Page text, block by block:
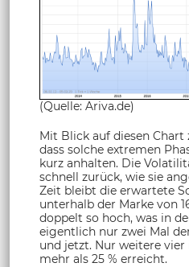
(Quelle: Ariva.de)
Mit Blick auf diesen Chart
dass solche extremen
kurz anhalten. Die
schnell zurück, wie sie
Zeit bleibt die erwartete
unterhalb der Marke von
doppelt so hoch, was in
eigentlich nur zwei Mal
und jetzt. Nur weitere
mehr als 25 % erreicht.